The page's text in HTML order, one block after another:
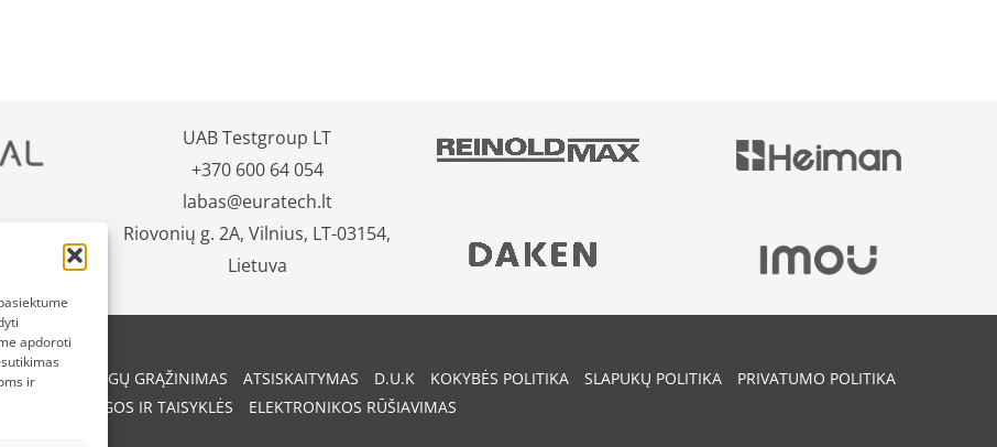
apdoroti
ir
UAB Testgroup LT
+370 600 64 054
labas@euratech.lt
Riovonių g. 2A, Vilnius, LT-03154,
Lietuva
PREKIŲ IR PINIGŲ GRĄŽINIMAS ATSISKAITYMAS D.U.K KOKYBĖS POLITIKA SLAPUKŲ POLITIKA
PRIVATUMO POLITIKA
SĄLYGOS IR TAISYKLĖS
ELEKTRONIKOS RŪŠIAVIMAS